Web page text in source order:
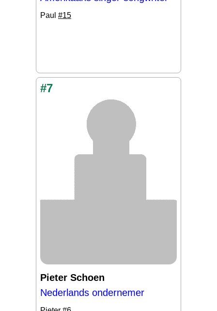
Paul #15
#7
Pieter Schoen
Nederlands ondernemer